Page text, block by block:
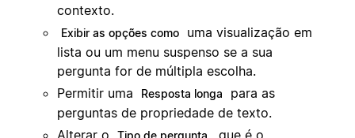
contexto.
Exibir as opções como
uma visualização em
lista ou um menu suspenso se a sua
pergunta for de múltipla escolha.
Permitir uma
Resposta longa
para as
perguntas de propriedade de texto.
Alterar o
Tipo de pergunta
, que é o